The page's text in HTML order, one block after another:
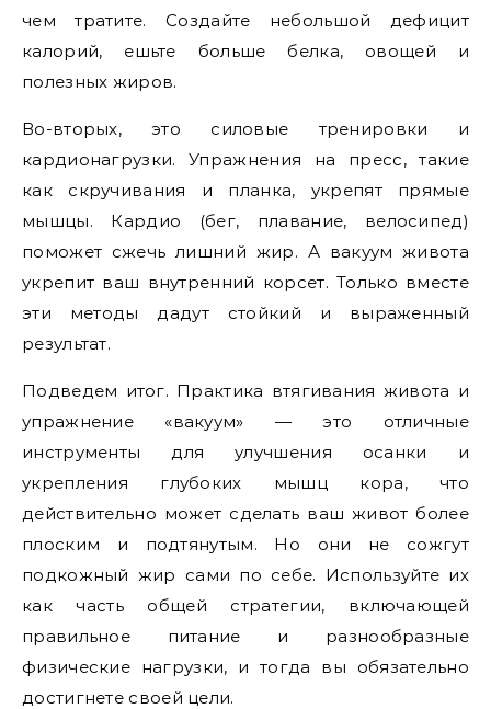
чем тратите. Создайте небольшой дефицит
калорий, ешьте больше белка, овощей и
полезных жиров.
Во-вторых, это силовые тренировки и
кардионагрузки. Упражнения на пресс, такие
как скручивания и планка, укрепят прямые
мышцы. Кардио (бег, плавание, велосипед)
поможет сжечь лишний жир. А вакуум живота
укрепит ваш внутренний корсет. Только вместе
эти методы дадут стойкий и выраженный
результат.
Подведем итог. Практика втягивания живота и
упражнение «вакуум» — это отличные
инструменты для улучшения осанки и
укрепления глубоких мышц кора, что
действительно может сделать ваш живот более
плоским и подтянутым. Но они не сожгут
подкожный жир сами по себе. Используйте их
как часть общей стратегии, включающей
правильное питание и разнообразные
физические нагрузки, и тогда вы обязательно
достигнете своей цели.